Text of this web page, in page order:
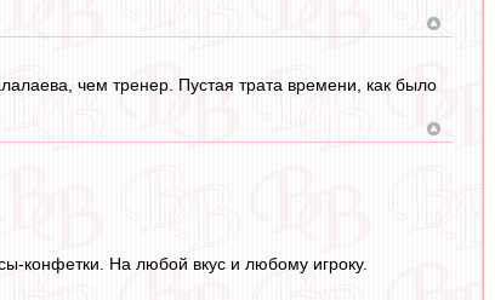
чем тренер. Пустая трата времени, как было
конфетки. На любой вкус и любому игроку.